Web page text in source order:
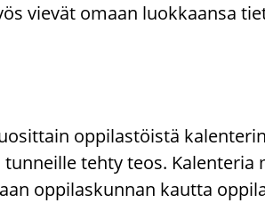
vie­vät omaan luok­kaan­sa
op­pi­las­töis­tä
tehty teos.
op­pi­las­kun­nan kaut­ta